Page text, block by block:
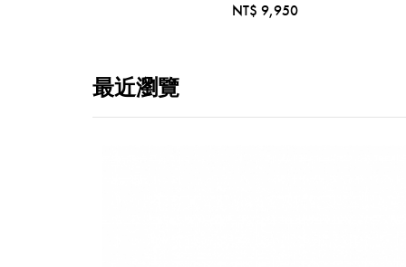
NT$ 9,950
最近瀏覽